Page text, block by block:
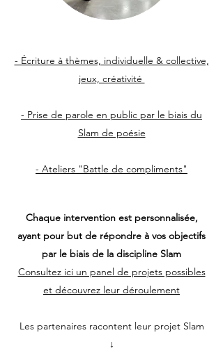
- Écriture à thèmes, individuelle & collective,
jeux, créativité
- Prise de parole en public par le biais du
Slam de poésie
- Ateliers "Battle de compliments"
Chaque intervention est personnalisée,
ayant pour but de répondre à vos objectifs
par le biais de la discipline Slam
Consultez ici un panel de projets possibles
et découvrez leur déroulement
Les partenaires racontent leur projet Slam
↓